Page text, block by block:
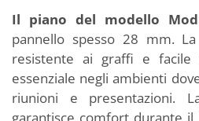
Il piano del modello
pannello spesso 28 mm.
resistente ai graffi e facile
essenziale negli ambienti
riunioni e presentazioni.
garantisce comfort durante il